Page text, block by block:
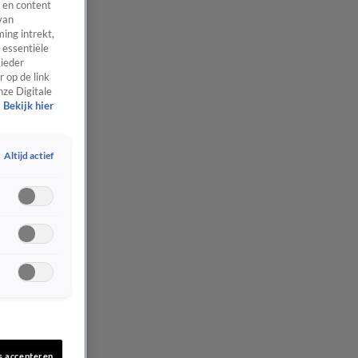
en content
intrekt,
op de link
Digitale
Bekijk hier
Altijd actief
accepteren